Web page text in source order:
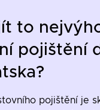
to
pojištění
?
pojištění je